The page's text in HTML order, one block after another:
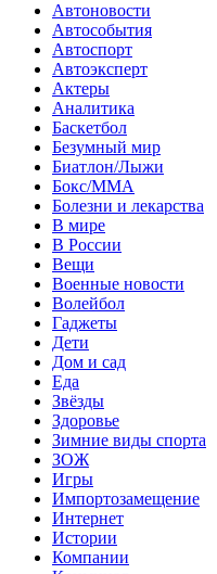
Автоновости
Автособытия
Автоспорт
Автоэксперт
Актеры
Аналитика
Баскетбол
Безумный мир
Биатлон/Лыжи
Бокс/MMA
Болезни и лекарства
В мире
В России
Вещи
Военные новости
Волейбол
Гаджеты
Дети
Дом и сад
Еда
Звёзды
Здоровье
Зимние виды спорта
ЗОЖ
Игры
Импортозамещение
Интернет
Истории
Компании